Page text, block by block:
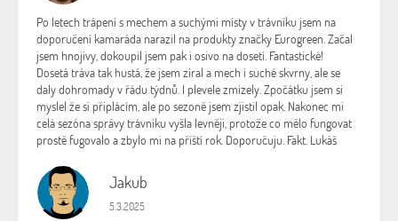
Po letech trápení s mechem a suchými místy v trávníku jsem na
doporučení kamaráda narazil na produkty značky Eurogreen. Začal
jsem hnojivy, dokoupil jsem pak i osivo na dosetí. Fantastické!
Dosetá tráva tak hustá, že jsem zíral a mech i suché skvrny, ale se
daly dohromady v řádu týdnů. I plevele zmizely. Zpočátku jsem si
myslel že si připlácím, ale po sezoně jsem zjistil opak. Nakonec mi
celá sezóna správy trávníku vyšla levněji, protože co mělo fungovat
prostě fugovalo a zbylo mi na příští rok. Doporučuju. Fakt. Lukáš
J Jakub
Hodnocení obchodu je 5 z 5 hvězdiček.
5.3.2025